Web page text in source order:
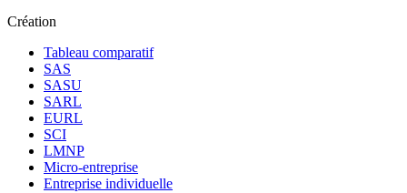
Création
Tableau comparatif
SAS
SASU
SARL
EURL
SCI
LMNP
Micro-entreprise
Entreprise individuelle